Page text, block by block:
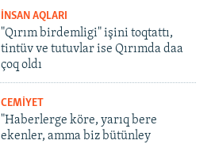
İNSAN AQLARI
"Qırım birdemligi" işini toqtattı,
tintüv ve tutuvlar ise Qırımda daa
çoq oldı
CEMİYET
"Haberlerge köre, yarıq bere
ekenler, amma biz bütünley